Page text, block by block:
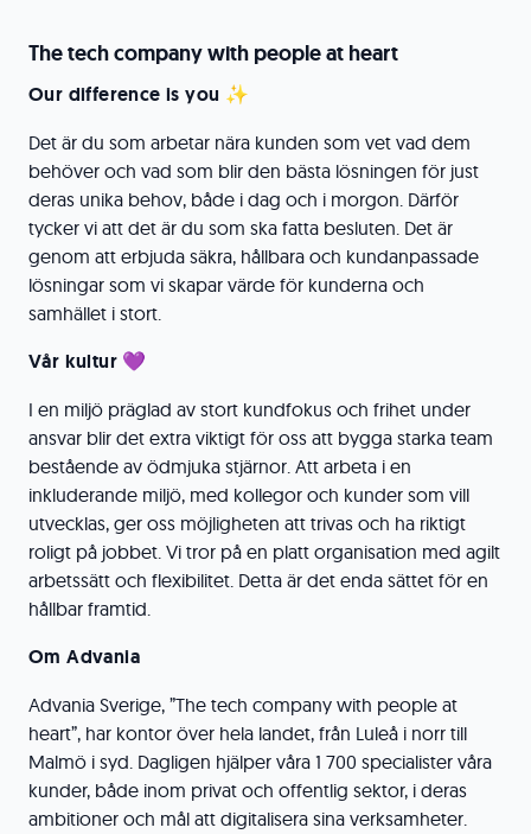
The tech company with people at heart
Our difference is you ✨
Det är du som arbetar nära kunden som vet vad dem
behöver och vad som blir den bästa lösningen för just
deras unika behov, både i dag och i morgon. Därför
tycker vi att det är du som ska fatta besluten. Det är
genom att erbjuda säkra, hållbara och kundanpassade
lösningar som vi skapar värde för kunderna och
samhället i stort.
Vår kultur 💜
I en miljö präglad av stort kundfokus och frihet under
ansvar blir det extra viktigt för oss att bygga starka team
bestående av ödmjuka stjärnor. Att arbeta i en
inkluderande miljö, med kollegor och kunder som vill
utvecklas, ger oss möjligheten att trivas och ha riktigt
roligt på jobbet. Vi tror på en platt organisation med agilt
arbetssätt och flexibilitet. Detta är det enda sättet för en
hållbar framtid.
Om Advania
Advania Sverige, ”The tech company with people at
heart”, har kontor över hela landet, från Luleå i norr till
Malmö i syd. Dagligen hjälper våra 1 700 specialister våra
kunder, både inom privat och offentlig sektor, i deras
ambitioner och mål att digitalisera sina verksamheter.